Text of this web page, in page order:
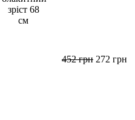
452грн 272 грн